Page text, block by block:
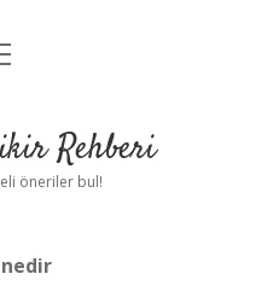
Rehberi
öneriler bul!